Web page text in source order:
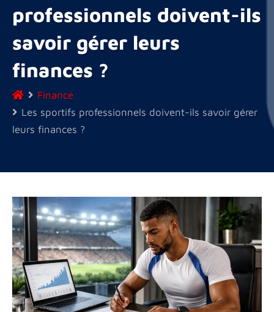
professionnels doivent-ils
savoir gérer leurs
finances ?
Finance
Les sportifs professionnels doivent-ils savoir gérer
leurs finances ?